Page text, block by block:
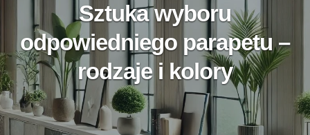
Sztuka wyboru
odpowiedniego parapetu –
rodzaje i kolory